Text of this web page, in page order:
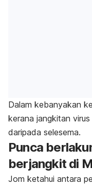
Dalam kebanyakan
kerana jangkitan
daripada selesema.
Punca
berjangkit di
Jom ketahui antara